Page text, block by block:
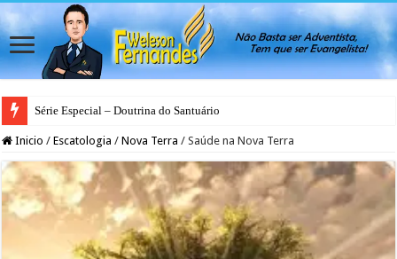
Série Especial – Doutrina do Santuário
Inicio / Escatologia / Nova Terra / Saúde na Nova Terra